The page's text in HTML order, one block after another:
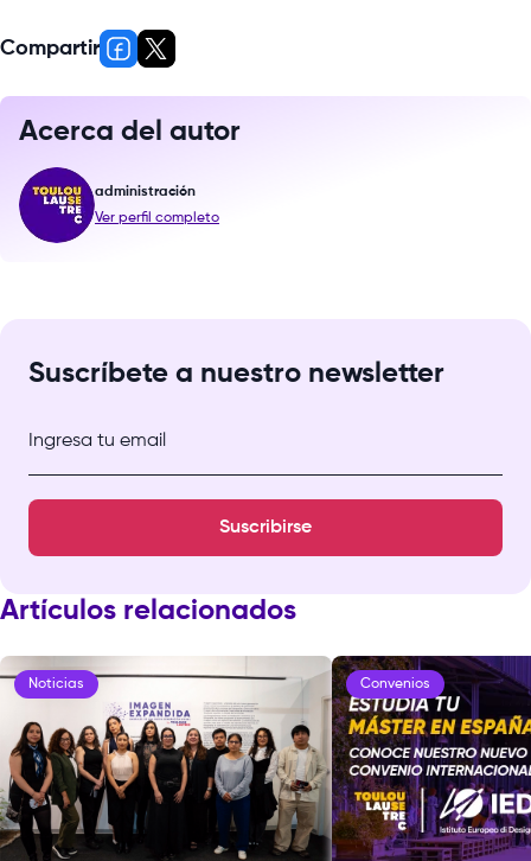
Compartir
Acerca del autor
administración
Ver perfil completo
Suscríbete a nuestro newsletter
Ingresa tu email
Suscribirse
Artículos relacionados
Noticias Convenios